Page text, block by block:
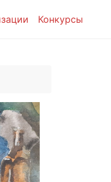
Конкурсы